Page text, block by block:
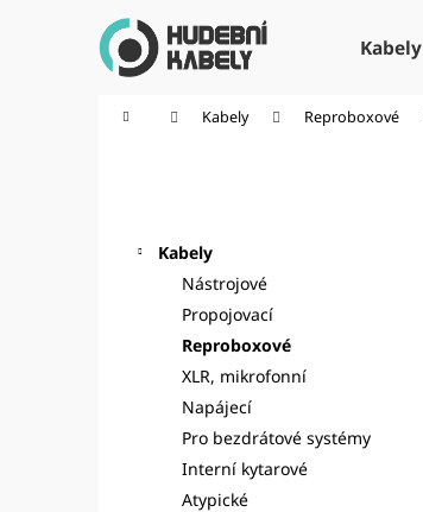
Kabely
Domů Kabely Reproboxové
Kabely
Nástrojové
Propojovací
Reproboxové
XLR, mikrofonní
Napájecí
Pro bezdrátové systémy
Interní kytarové
Atypické
Zpět
Zpět